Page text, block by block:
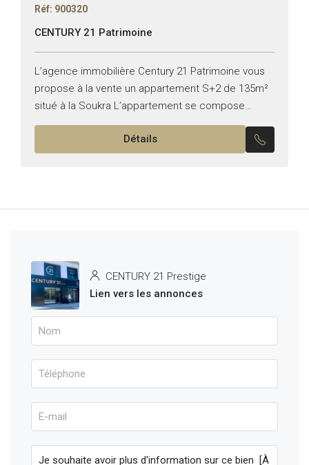
Réf: 900320
CENTURY 21 Patrimoine
L’agence immobilière Century 21 Patrimoine vous
propose à la vente un appartement S+2 de 135m²
situé à la Soukra L’appartement se compose
comme suit : -Un salon avec balcon -Deux
Détails
CENTURY 21 Prestige
Lien vers les annonces